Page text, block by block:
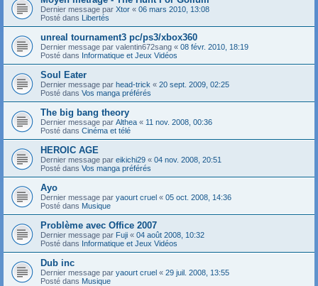
Dernier message par Xtor « 06 mars 2010, 13:08
Posté dans Libertés
unreal tournament3 pc/ps3/xbox360
Dernier message par valentin672sang « 08 févr. 2010, 18:19
Posté dans Informatique et Jeux Vidéos
Soul Eater
Dernier message par head-trick « 20 sept. 2009, 02:25
Posté dans Vos manga préférés
The big bang theory
Dernier message par Althea « 11 nov. 2008, 00:36
Posté dans Cinéma et télé
HEROIC AGE
Dernier message par eikichi29 « 04 nov. 2008, 20:51
Posté dans Vos manga préférés
Ayo
Dernier message par yaourt cruel « 05 oct. 2008, 14:36
Posté dans Musique
Problème avec Office 2007
Dernier message par Fuji « 04 août 2008, 10:32
Posté dans Informatique et Jeux Vidéos
Dub inc
Dernier message par yaourt cruel « 29 juil. 2008, 13:55
Posté dans Musique